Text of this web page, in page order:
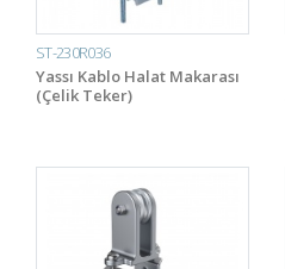
ST-230R036
Yassı Kablo Halat Makarası
(Çelik Teker)